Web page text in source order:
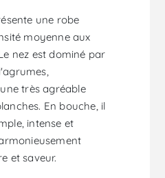
une robe
moyenne aux
nez est dominé par
très agréable
En bouche, il
intense et
et saveur.